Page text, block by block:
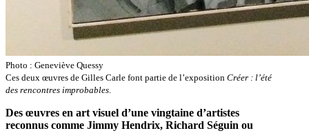
Photo : Geneviève Quessy
Ces deux œuvres de Gilles Carle font partie de l’exposition Créer : l’été
des rencontres improbables
Des œuvres en art visuel d’une vingtaine d’artistes
reconnus comme Jimmy Hendrix, Richard Séguin ou